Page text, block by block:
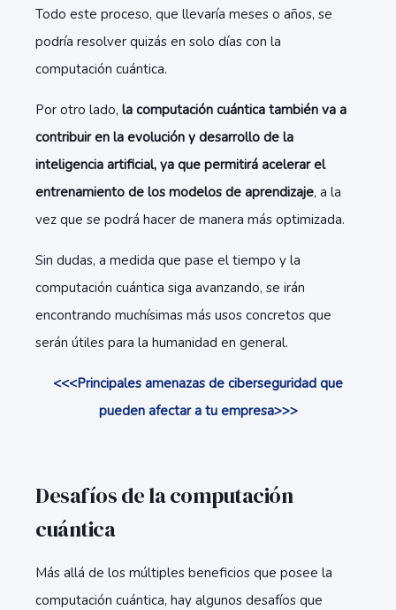
Todo este proceso, que llevaría meses o años, se
podría resolver quizás en solo días con la
computación cuántica.
Por otro lado, la computación cuántica también va a
contribuir en la evolución y desarrollo de la
inteligencia artificial, ya que permitirá acelerar el
entrenamiento de los modelos de aprendizaje, a la
vez que se podrá hacer de manera más optimizada.
Sin dudas, a medida que pase el tiempo y la
computación cuántica siga avanzando, se irán
encontrando muchísimas más usos concretos que
serán útiles para la humanidad en general.
<<<Principales amenazas de ciberseguridad que
pueden afectar a tu empresa>>>
Desafíos de la computación
cuántica
Más allá de los múltiples beneficios que posee la
computación cuántica, hay algunos desafíos que